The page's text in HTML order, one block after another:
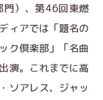
門）、第46回東燃
ィアでは「題名の
ク倶楽部」「名曲
演。これまでに高
ソアレス、ジャッ